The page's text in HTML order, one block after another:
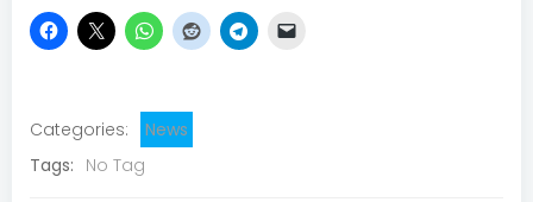
Categories:
News
Tags: No Tag